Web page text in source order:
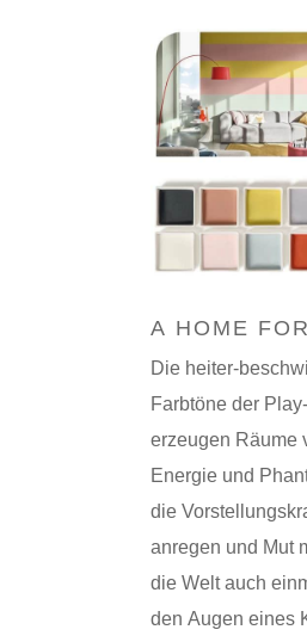
A HOME
Die heiter-
Farbtöne der
erzeugen Räume
Energie und
die
anregen und Mut
die Welt auch
den Augen eines